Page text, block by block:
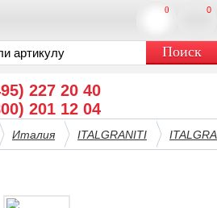
227 20 40
201 12 04
0
0
Италия ITALGRANITI